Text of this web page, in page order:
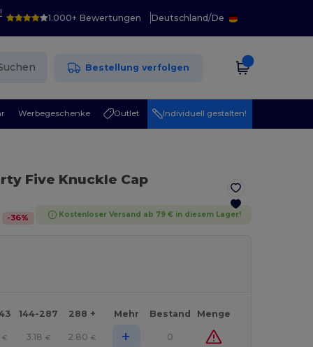
1.000+ Bewertungen Deutschland/De
Bestellung verfolgen
Werbegeschenke Outlet Individuell gestalten!
Five Knuckle Cap
-36% Kostenloser Versand ab 79 € in diesem Lager!
144-287 288 + Mehr Bestand Menge
€ 3.18 € 2.80 € + 0